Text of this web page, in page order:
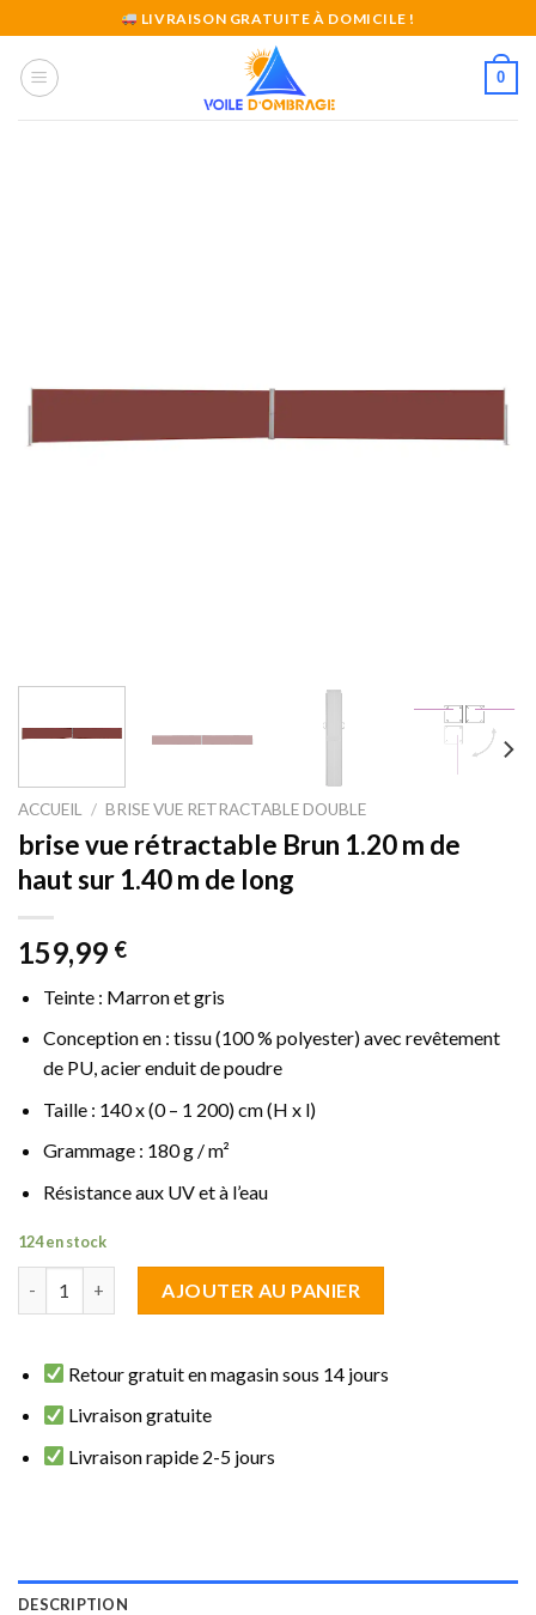
to
content
LIVRAISON GRATUITE À DOMICILE !
0
ACCUEIL / BRISE VUE RETRACTABLE DOUBLE
brise vue rétractable Brun 1.20 m de
haut sur 1.40 m de long
159,99 €
Teinte : Marron et gris
Conception en : tissu (100 % polyester) avec revêtement
de PU, acier enduit de poudre
Taille : 140 x (0 – 1 200) cm (H x l)
Grammage : 180 g / m²
Résistance aux UV et à l’eau
124 en stock
AJOUTER AU PANIER
Retour gratuit en magasin sous 14 jours
Livraison gratuite
Livraison rapide 2-5 jours
DESCRIPTION